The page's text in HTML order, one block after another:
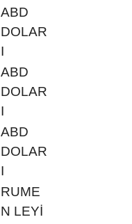
ABD
DOLAR
I
ABD
DOLAR
I
ABD
DOLAR
I
RUME
N LEYİ